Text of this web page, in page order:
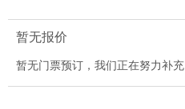
暂无报价
暂无门票预订，我们正在努力补充